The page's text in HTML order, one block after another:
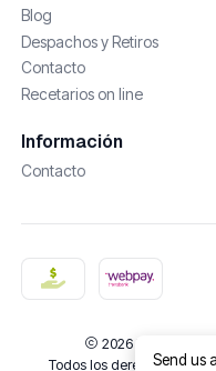
Blog
Despachos y Retiros
Contacto
Recetarios on line
Información
Contacto
2026 De
Todos los derechosSend us